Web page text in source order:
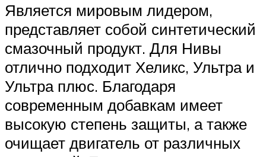
Является мировым лидером,
представляет собой синтетический
смазочный продукт. Для Нивы
отлично подходит Хеликс, Ультра и
Ультра плюс. Благодаря
современным добавкам имеет
высокую степень защиты, а также
очищает двигатель от различных